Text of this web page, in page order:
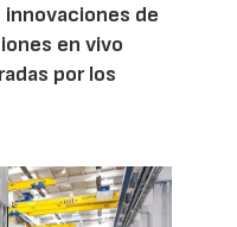
de
en vivo
por los